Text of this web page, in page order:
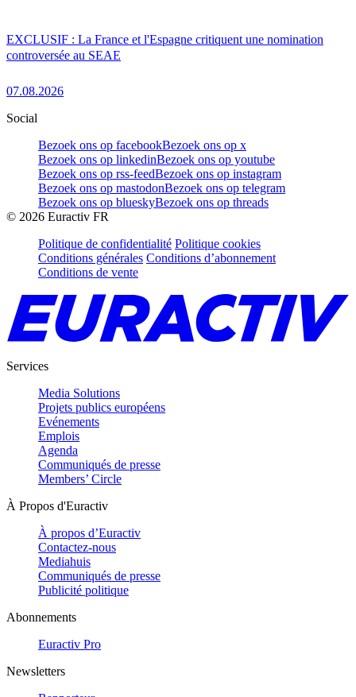
EXCLUSIF : La France et l'Espagne critiquent une nomination
controversée au SEAE
07.08.2026
Social
Bezoek ons op facebookBezoek ons op x
Bezoek ons op linkedinBezoek ons op youtube
Bezoek ons op rss-feedBezoek ons op instagram
Bezoek ons op mastodonBezoek ons op telegram
Bezoek ons op blueskyBezoek ons op threads
© 2026 Euractiv FR
Politique de confidentialité Politique cookies
Conditions générales Conditions d’abonnement
Conditions de vente
Services
Media Solutions
Projets publics européens
Evénements
Emplois
Agenda
Communiqués de presse
Members’ Circle
À Propos d'Euractiv
À propos d’Euractiv
Contactez-nous
Mediahuis
Communiqués de presse
Publicité politique
Abonnements
Euractiv Pro
Newsletters